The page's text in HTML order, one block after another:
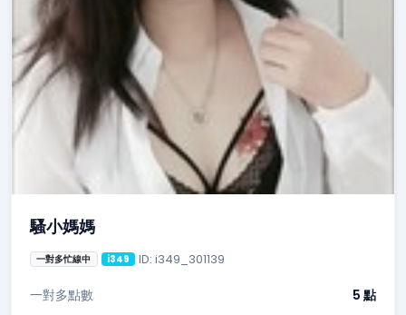
騷小媽媽
一對多忙線中 i349 ID: i349_301139
一對多點數 5 點